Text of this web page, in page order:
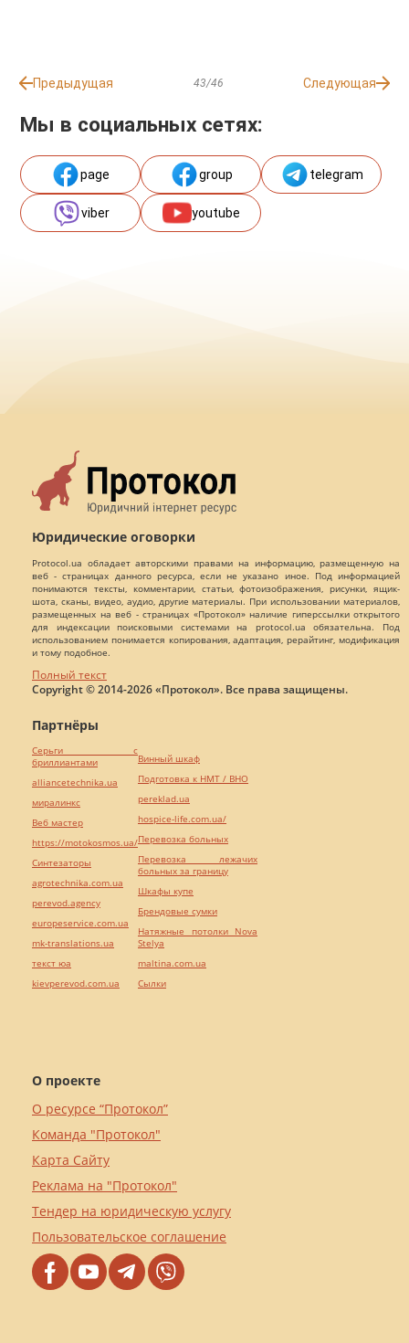
Предыдущая 43/46 Следующая
Мы в социальных сетях:
page group telegram
viber youtube
Юридические оговорки
Protocol.ua обладает авторскими правами на информацию, размещенную на
веб - страницах данного ресурса, если не указано иное. Под информацией
понимаются тексты, комментарии, статьи, фотоизображения, рисунки, ящик-
шота, сканы, видео, аудио, другие материалы. При использовании материалов,
размещенных на веб - страницах «Протокол» наличие гиперссылки открытого
для индексации поисковыми системами на protocol.ua обязательна. Под
использованием понимается копирования, адаптация, рерайтинг, модификация
и тому подобное.
Полный текст
Copyright © 2014-2026 «Протокол». Все права защищены.
О проекте
О ресурсе “Протокол”
Команда "Протокол"
Карта Сайту
Реклама на "Протокол"
Тендер на юридическую услугу
Пользовательское соглашение
Партнёры
Серьги с
бриллиантами
alliancetechnika.ua
миралинкс
Веб мастер
https://motokosmos.ua/
Синтезаторы
agrotechnika.com.ua
perevod.agency
europeservice.com.ua
mk-translations.ua
текст юа
kievperevod.com.ua
Винный шкаф
Подготовка к НМТ / ВНО
pereklad.ua
hospice-life.com.ua/
Перевозка больных
Перевозка лежачих
больных за границу
Шкафы купе
Брендовые сумки
Натяжные потолки Nova
Stelya
maltina.com.ua
Cылки